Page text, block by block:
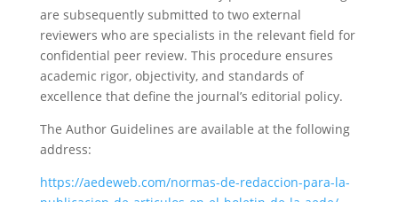
are subsequently submitted to two external
reviewers who are specialists in the relevant field for
confidential peer review. This procedure ensures
academic rigor, objectivity, and standards of
excellence that define the journal’s editorial policy.
The Author Guidelines are available at the following
address:
https://aedeweb.com/normas-de-redaccion-para-la-